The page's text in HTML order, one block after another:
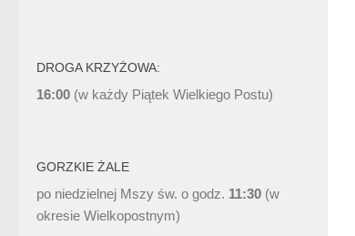
DROGA KRZYŻOWA:
16:00 (w każdy Piątek Wielkiego Postu)
GORZKIE ŻALE
po niedzielnej Mszy św. o godz. 11:30 (w
okresie Wielkopostnym)